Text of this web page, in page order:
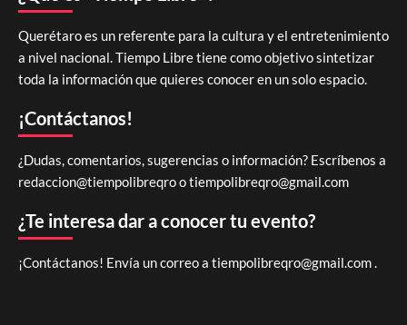
Querétaro es un referente para la cultura y el entretenimiento
a nivel nacional. Tiempo Libre tiene como objetivo sintetizar
toda la información que quieres conocer en un solo espacio.
¡Contáctanos!
¿Dudas, comentarios, sugerencias o información? Escríbenos a
redaccion@tiempolibreqro otiempolibreqro@gmail.com
¿Te interesa dar a conocer tu evento?
¡Contáctanos! Envía un correo a tiempolibreqro@gmail.com.